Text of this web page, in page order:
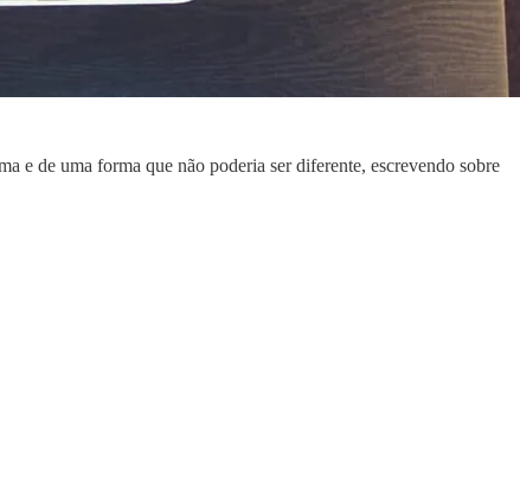
e de uma forma que não poderia ser diferente, escrevendo sobre